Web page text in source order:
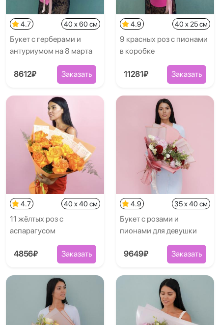
4.7 40 x 60 см
Букет с герберами и
антуриумом на 8 марта
8612₽ Заказать
4.9 40 x 25 см
9 красных роз с пионами
в коробке
11281₽ Заказать
4.7 40 x 40 см
11 жёлтых роз с
аспарагусом
4856₽ Заказать
4.9 35 x 40 см
Букет с розами и
пионами для девушки
9649₽ Заказать